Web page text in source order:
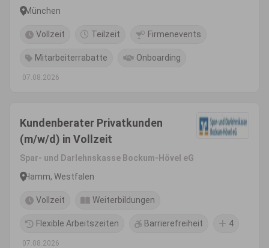
München
Vollzeit Teilzeit Firmenevents
Mitarbeiterrabatte Onboarding
07.08.2026
Kundenberater Privatkunden
(m/w/d) in Vollzeit
Spar- und Darlehnskasse Bockum-Hövel eG
Hamm, Westfalen
Vollzeit Weiterbildungen
Flexible Arbeitszeiten Barrierefreiheit 4
07.08.2026